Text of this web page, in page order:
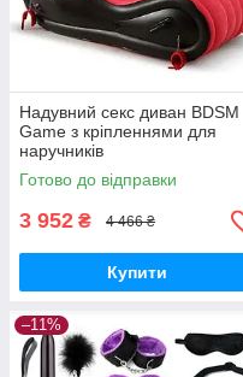
Надувний секс диван BDSM
Game з кріпленнями для
наручників
Готово до відправки
3 952 ₴ 4 466 ₴
Купити
–11%